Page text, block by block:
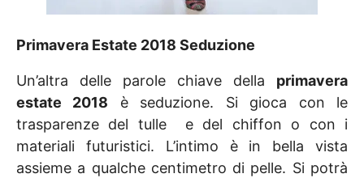
Primavera Estate 2018 Seduzione
Un’altra delle parole chiave della primavera
estate 2018 è seduzione. Si gioca con le
trasparenze del tulle e del chiffon o con i
materiali futuristici. L’intimo è in bella vista
assieme a qualche centimetro di pelle. Si potrà